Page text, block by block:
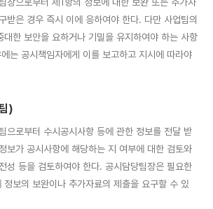
받은 경우 즉시 이에 응하여야 한다. 다만 사업팀의
대한 보안을 요하거나 기밀을 유지하여야 하는 사항
는 공시책임자에게 이를 보고하고 지시에 따라야
)
으로부터 수시공시사항 등에 관한 정보를 전달 받
보가 공시사항에 해당하는 지 여부에 대한 검토와
성 등을 검토하여야 한다. 공시담당팀장은 필요한
정보의 보완이나 추가자료의 제출을 요구할 수 있